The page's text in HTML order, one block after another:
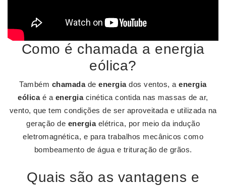
Como é chamada a energia
eólica?
Também chamadadeenergiados ventos, aenergia
eólicaé a energiacinética contida nas massas de ar,
vento, que tem condições de ser aproveitada e utilizada na
geração de energiaelétrica, por meio da indução
eletromagnética, e para trabalhos mecânicos como
bombeamento de água e trituração de grãos.
Quais são as vantagens e